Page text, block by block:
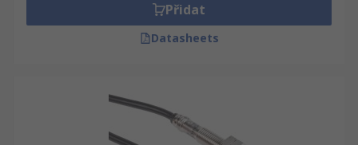
Přidat
Datasheets